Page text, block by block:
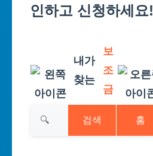
인하고 신청하세요!
내가
찾는
보
조
금
검색 홈